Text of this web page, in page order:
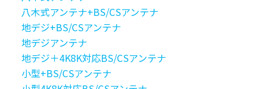
八木式アンテナ+BS/CSアンテナ
地デジ+BS/CSアンテナ
地デジアンテナ
地デジ＋4K8K対応BS/CSアンテナ
小型+BS/CSアンテナ